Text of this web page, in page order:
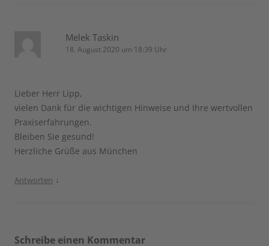
Melek Taskin
18. August 2020 um 18:39 Uhr
Lieber Herr Lipp,
vielen Dank für die wichtigen Hinweise und Ihre wertvollen
Praxiserfahrungen.
Bleiben Sie gesund!
Herzliche Grüße aus München
Antworten ↓
Schreibe einen Kommentar